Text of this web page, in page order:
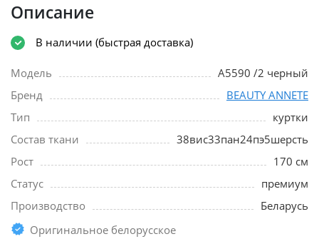
Описание
В наличии (быстрая доставка)
Модель
A5590 /2 черный
Бренд
BEAUTY ANNETE
Тип
куртки
Состав ткани
38вис33пан24пэ5шерсть
Рост
170 см
Статус
премиум
Производство
Беларусь
Оригинальное белорусское